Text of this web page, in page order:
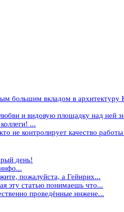
большим вкладом в архитектуру
и видовую площадку над ней
...
не контролирует качество
день!
пожалуйста, а Гейнрих...
эту статью понимаешь что...
проведённые инжене...